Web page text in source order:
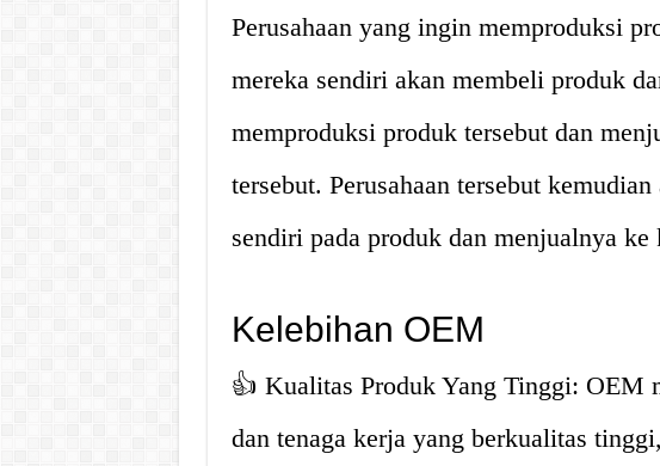
Perusahaan yang ingin memproduksi
mereka sendiri akan membeli produk
memproduksi produk tersebut dan
tersebut. Perusahaan tersebut
sendiri pada produk dan menjualnya ke
Kelebihan OEM
👍 Kualitas Produk Yang Tinggi: OEM
dan tenaga kerja yang berkualitas